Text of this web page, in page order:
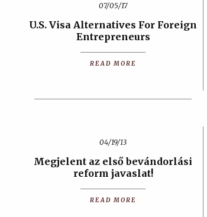
07/05/17
U.S. Visa Alternatives For Foreign
Entrepreneurs
READ MORE
04/19/13
Megjelent az első bevándorlási
reform javaslat!
READ MORE